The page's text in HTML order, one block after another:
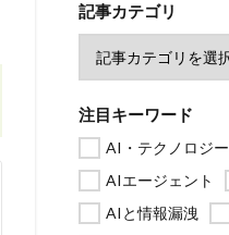
記事カテゴリ
注目キーワード
AI・テクノロジー
AIエージェント
AIと情報漏洩